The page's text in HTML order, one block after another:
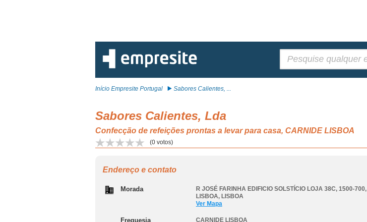
Início Empresite Portugal Sabores Calientes, ...
Sabores Calientes, Lda
Confecção de refeições prontas a levar para casa, CARNIDE LISBOA
(0 votos)
Endereço e contato
Morada R JOSÉ FARINHA EDIFICIO SOLSTÍCIO LOJA 38C, 1500-700,
LISBOA, LISBOA
Ver Mapa
Freguesia CARNIDE LISBOA